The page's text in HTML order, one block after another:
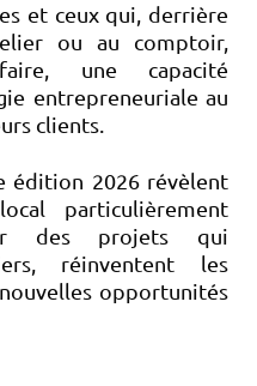
et ceux qui, derrière
ou au comptoir,
une capacité
entrepreneuriale au
clients.
édition 2026 révèlent
particulièrement
des projets qui
réinventent les
opportunités